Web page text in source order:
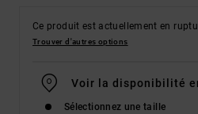
Ce produit est actuellement en
Trouver d'autres options
Voir la disponibilité
Sélectionnez une taille